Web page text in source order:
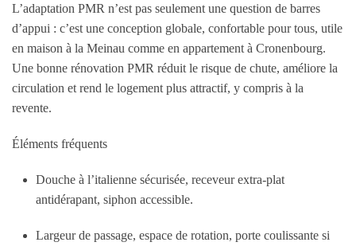
L’adaptation PMR n’est pas seulement une question de barres
d’appui : c’est une conception globale, confortable pour tous, utile
en maison à la Meinau comme en appartement à Cronenbourg.
Une bonne rénovation PMR réduit le risque de chute, améliore la
circulation et rend le logement plus attractif, y compris à la
revente.
Éléments fréquents
Douche à l’italienne sécurisée, receveur extra-plat
antidérapant, siphon accessible.
Largeur de passage, espace de rotation, porte coulissante si